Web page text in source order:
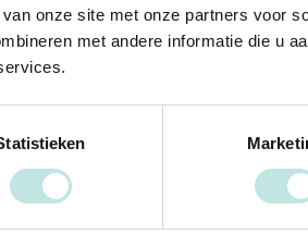
onze site met onze partners voor
met andere informatie die u
leiding te
goed